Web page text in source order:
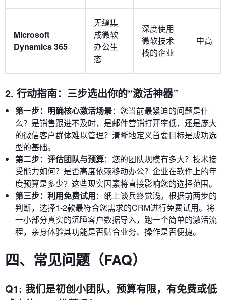
Microsoft
Dynamics 365
无缝集
成微软
办公生
态
深度使用
微软技术
栈的企业
中高
2. 行动指南：三步选出你的“激活神器”
第一步：明确核心激活场景：您当前最紧迫的问题是什
么？是销售跟进不及时，是邮件营销打开率低，还是庞大
的微信客户群体难以管理？清晰地定义首要目标是成功选
型的基础。
第二步：评估团队与预算：您的团队规模有多大？技术接
受能力如何？是否高度依赖移动办公？企业在软件上的年
度预算是多少？这些现实因素将直接影响您的选择范围。
第三步：利用免费试用：纸上谈兵终觉浅。根据前两步的
判断，选择1-2款最符合您需求的CRM进行免费试用。将
一小部分真实的沉睡客户数据导入，跑一个简单的激活流
程，亲身体验其功能是否贴合业务、操作是否便捷。
四、常见问题（FAQ）
Q1: 我们是初创小团队，预算有限，有免费或低